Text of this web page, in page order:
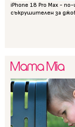
iPhone 18 Pro Max -
съкрушителен за